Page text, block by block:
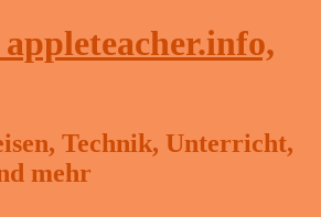
Technik, Unterricht,
mehr